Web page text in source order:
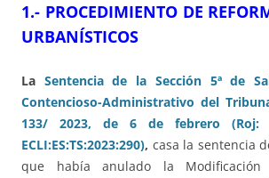
1.- PROCEDIMIENTO DE
URBANÍSTICOS
La Sentencia de la Sección 5ª de
Contencioso-Administrativo del
133/ 2023, de 6 de febrero (Roj:
ECLI:ES:TS:2023:290), casa la sentencia
que había anulado la